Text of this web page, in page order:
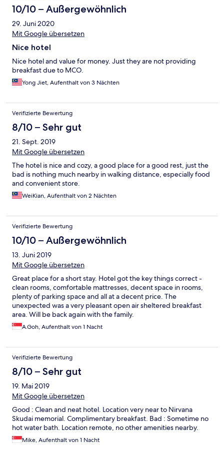
10/10 – Außergewöhnlich
29. Juni 2020
Mit Google übersetzen
Nice hotel
Nice hotel and value for money. Just they are not providing
breakfast due to MCO.
Yong Jiet, Aufenthalt von 3 Nächten
Verifizierte Bewertung
8/10 – Sehr gut
21. Sept. 2019
Mit Google übersetzen
The hotel is nice and cozy, a good place for a good rest, just the
bad is nothing much nearby in walking distance, especially food
and convenient store.
WeiKian, Aufenthalt von 2 Nächten
Verifizierte Bewertung
10/10 – Außergewöhnlich
13. Juni 2019
Mit Google übersetzen
Great place for a short stay. Hotel got the key things correct -
clean rooms, comfortable mattresses, decent space in rooms,
plenty of parking space and all at a decent price. The
unexpected was a very pleasant open air sheltered breakfast
area. Will be back again with the family.
A.Goh, Aufenthalt von 1 Nacht
Verifizierte Bewertung
8/10 – Sehr gut
19. Mai 2019
Mit Google übersetzen
Good : Clean and neat hotel. Location very near to Nirvana
Skudai memorial. Complimentary breakfast. Bad : Sometime no
hot water bath. Location remote, no other amenities nearby.
Mike, Aufenthalt von 1 Nacht